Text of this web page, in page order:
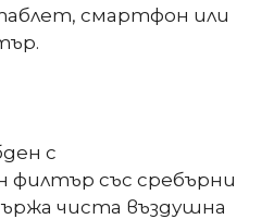
смартфон или
с
филтър със сребърни
чиста въздушна